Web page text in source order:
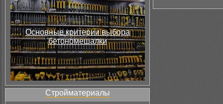
Основные критерии выбора
бетономешалки
Стройматериалы